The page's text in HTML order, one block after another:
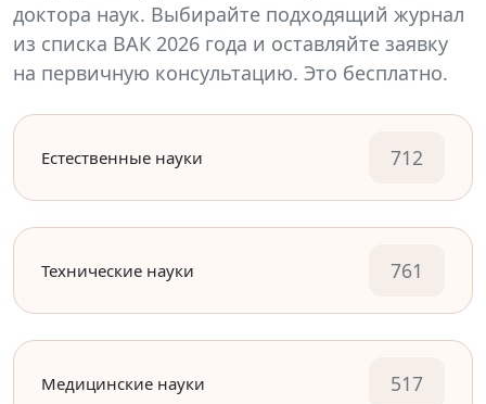
доктора наук. Выбирайте подходящий журнал
из списка ВАК 2026 года и оставляйте заявку
на первичную консультацию. Это бесплатно.
Естественные науки 712
Технические науки 761
Медицинские науки 517